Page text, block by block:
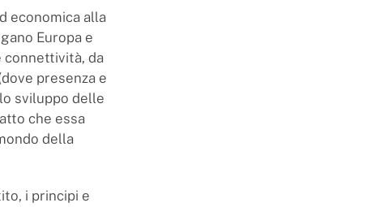
economica alla
Europa e
connettività, da
presenza e
sviluppo delle
che essa
della
i principi e